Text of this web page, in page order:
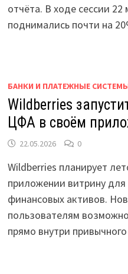
отчёта. В ходе сессии
поднимались почти на
БАНКИ И ПЛАТЕЖНЫЕ
Wildberries
ЦФА в своём
22.05.2026 0
Wildberries планирует
приложении витрину
финансовых активов.
пользователям
прямо внутри